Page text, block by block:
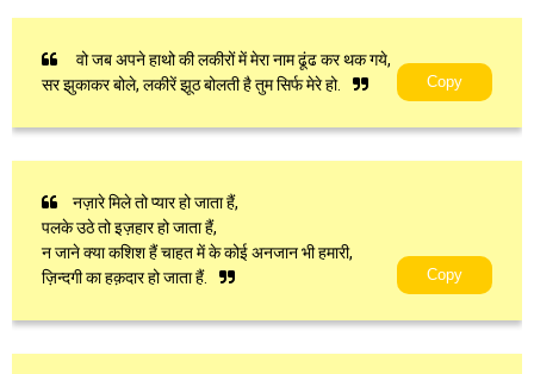
वो जब अपने हाथो की लकीरों में मेरा नाम ढूंढ कर थक गये,
सर झुकाकर बोले, लकीरें झूठ बोलती है तुम सिर्फ मेरे हो.
Copy
नज़ारे मिले तो प्यार हो जाता हैं,
पलके उठे तो इज़हार हो जाता हैं,
न जाने क्या कशिश हैं चाहत में के कोई अनजान भी हमारी,
ज़िन्दगी का हक़दार हो जाता हैं.
Copy